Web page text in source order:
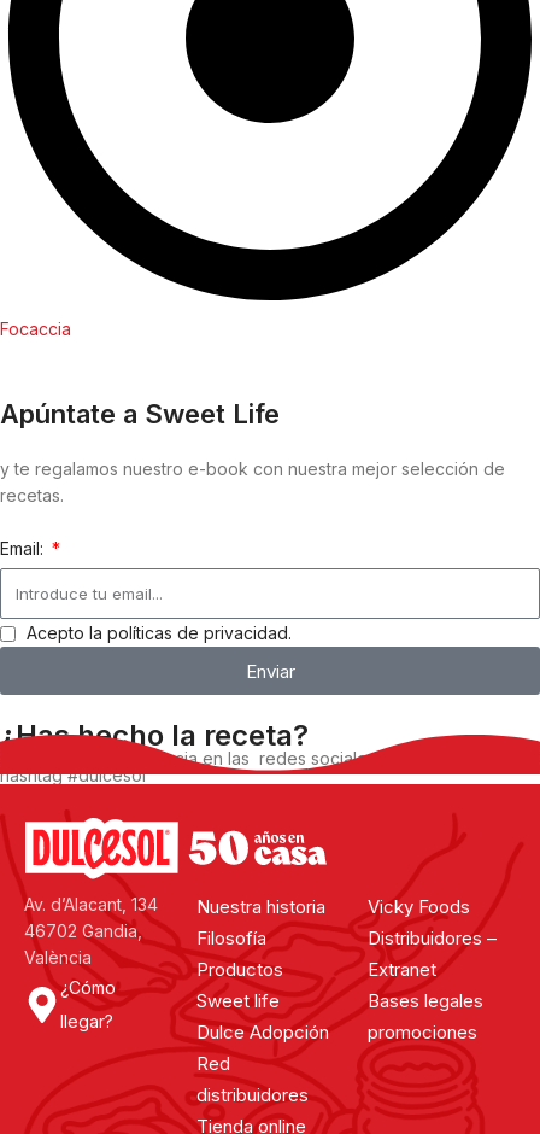
Focaccia
Apúntate a Sweet Life
y te regalamos nuestro e-book con nuestra mejor selección de
recetas.
Email:
Acepto la políticas de privacidad.
Enviar
¿Has hecho la receta?
Comparte tu experiencia en las redes sociales, utilizando el
hashtag #dulcesol
@dulcesol
Av. d’Alacant, 134
46702 Gandia,
València
¿Cómo
llegar?
Nuestra historia
Filosofía
Productos
Sweet life
Dulce Adopción
Red
distribuidores
Tienda online
Vicky Foods
Distribuidores –
Extranet
Bases legales
promociones